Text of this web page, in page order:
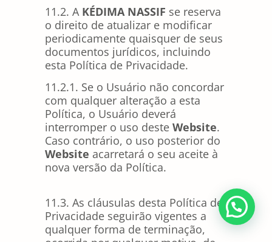
11.2. A KÉDIMA NASSIF se reserva
o direito de atualizar e modificar
periodicamente quaisquer de seus
documentos jurídicos, incluindo
esta Política de Privacidade.
11.2.1. Se o Usuário não concordar
com qualquer alteração a esta
Política, o Usuário deverá
interromper o uso deste Website.
Caso contrário, o uso posterior do
Website acarretará o seu aceite à
nova versão da Política.
11.3. As cláusulas desta Política de
Privacidade seguirão vigentes a
qualquer forma de terminação,